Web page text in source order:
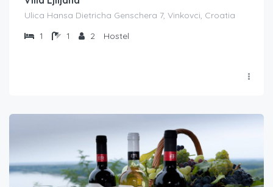
Ulica Hansa Dietricha Genschera 7, Vinkovci, Croatia
1
1 2 Hostel